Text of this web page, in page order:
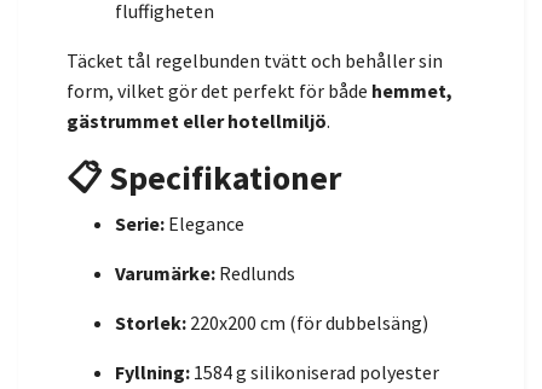
fluffigheten
Täcket tål regelbunden tvätt och behåller sin
form, vilket gör det perfekt för både hemmet,
gästrummet eller hotellmiljö.
📋 Specifikationer
Serie: Elegance
Varumärke: Redlunds
Storlek: 220x200 cm (för dubbelsäng)
Fyllning: 1584 g silikoniserad polyester